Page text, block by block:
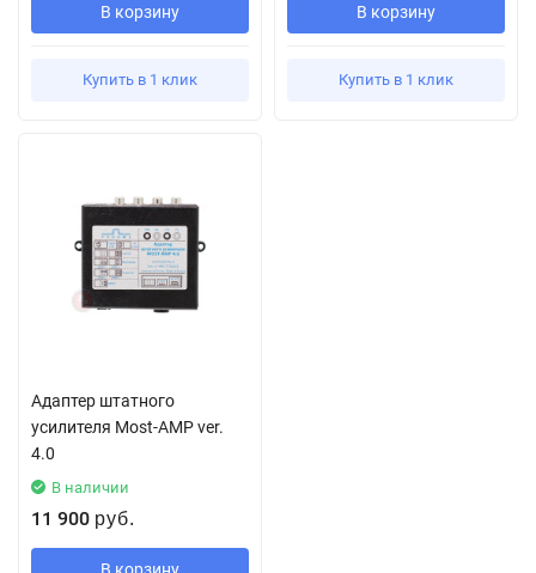
В корзину
Купить в 1 клик
В корзину
Купить в 1 клик
Адаптер штатного
усилителя Most-AMP ver.
4.0
В наличии
11 900 руб.